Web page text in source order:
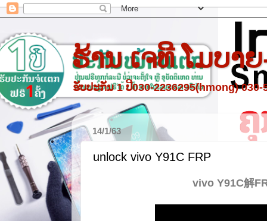
ຮ້ານ ເຈທີ ໂມບາ
ຮັບປະກັນ 1 ປີ030-2236295(hmong) 030-
14/1/63
unlock vivo Y91C FRP
vivo Y91C解